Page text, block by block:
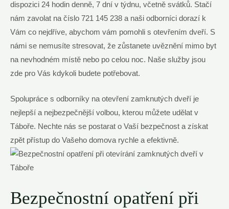
dispozici 24 hodin denně, 7 dní v týdnu, včetně⁤ svátků. Stačí
‌nám zavolat na číslo 721 145 238 a naši odborníci dorazí k
Vám co nejdříve, abychom vám pomohli s otevřením dveří.⁢ S
námi se nemusíte‌ stresovat, že zůstanete ‌uvěznění mimo​ byt
⁣na nevhodném místě nebo po celou ⁢noc. ‍Naše služby jsou
zde pro⁣ Vás kdykoli budete potřebovat.
Spolupráce s⁢ odborníky na otevření zamknutých dveří je
nejlepší a nejbezpečnější volbou,​ kterou můžete⁢ udělat v
Táboře. Nechte nás se ⁤postarat o Vaší bezpečnost‌ a získat
zpět přístup do Vašeho domova rychle⁢ a efektivně.
Bezpečnostní opatření při